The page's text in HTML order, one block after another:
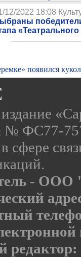
12/2022 18:08
появился
ФС77-
сфере
- ООО
редактор: